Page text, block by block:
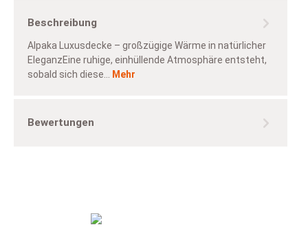
Beschreibung
Alpaka Luxusdecke – großzügige Wärme in natürlicher
EleganzEine ruhige, einhüllende Atmosphäre entsteht,
sobald sich diese…
Mehr
Bewertungen